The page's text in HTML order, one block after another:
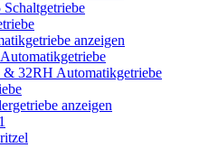
anzeigen
32RH Automatikgetriebe
anzeigen